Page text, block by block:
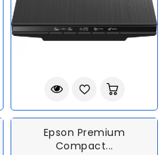
Epson Premium
Compact...